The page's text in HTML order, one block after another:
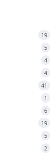
19
5
4
4
41
1
6
19
5
2